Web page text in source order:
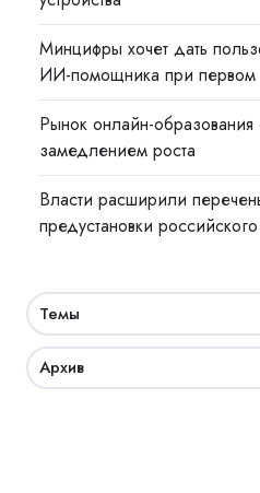
Минцифры хочет дать
ИИ-помощника при первом
Рынок онлайн-образования
замедлением роста
Власти расширили
предустановки
Темы
Архив